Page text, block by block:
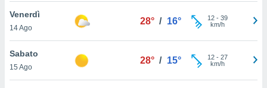
cookie
il tuo
in
Venerdì
14 Ago
28° / 16° 12- 39
km/h
Sabato
15 Ago
28° / 15° 12- 27
km/h